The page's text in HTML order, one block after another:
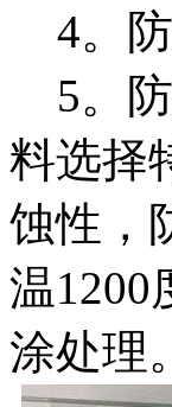
4。防
5。防
料选择
蚀性，
温1200
涂处理。